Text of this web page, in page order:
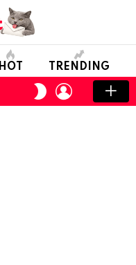
HOT TRENDING
SWITCH
SKIN
LOGIN